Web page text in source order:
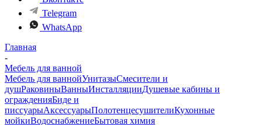
Telegram
WhatsApp
Главная
-
Мебель для ванной
Мебель для ваннойУнитазыСмесители и
душРаковиныВанныИнсталляцииДушевые кабины и
огражденияБиде и
писсуарыАксессуарыПолотенцесушителиКухонные
мойкиВодоснабжениеБытовая химия